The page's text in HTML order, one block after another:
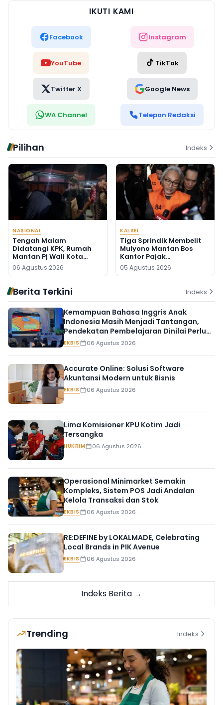
IKUTI KAMI
Facebook Instagram
YouTube TikTok
Twitter X Google News
WA Channel Telepon Redaksi
Pilihan Indeks
NASIONAL
Tengah Malam
Didatangi KPK, Rumah
Mantan Pj Wali Kota
Digeledah, Empat Koper
Dibawa
06 Agustus 2026
KALSEL
Tiga Sprindik Membelit
Mulyono Mantan Bos
Kantor Pajak
Banjarmasin
05 Agustus 2026
Berita Terkini Indeks
Kemampuan Bahasa Inggris Anak
Indonesia Masih Menjadi Tantangan,
Pendekatan Pembelajaran Dinilai Perlu
Berubah
EKBIS 06 Agustus 2026
Accurate Online: Solusi Software
Akuntansi Modern untuk Bisnis
EKBIS 06 Agustus 2026
Lima Komisioner KPU Kotim Jadi
Tersangka
HUKRIM 06 Agustus 2026
Operasional Minimarket Semakin
Kompleks, Sistem POS Jadi Andalan
Kelola Transaksi dan Stok
EKBIS 06 Agustus 2026
RE:DEFINE by LOKALMADE, Celebrating
Local Brands in PIK Avenue
EKBIS 06 Agustus 2026
Indeks Berita →
Trending Indeks